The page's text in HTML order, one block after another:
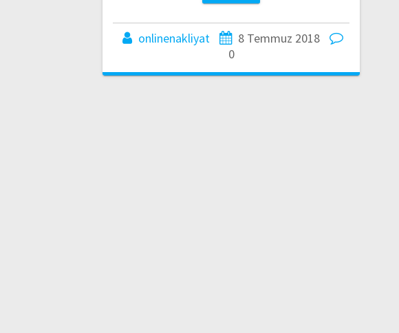
onlinenakliyat
8 Temmuz 2018
0